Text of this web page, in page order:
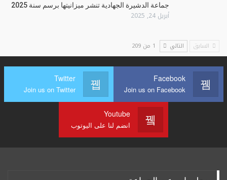
جماعة الدشيرة الجهادية تنشر ميزانيتها برسم سنة 2025
أبريل 24, 2025
السابق التالي 1 من 209
Facebook
Join us on Facebook
Twitter
Join us on Twitter
Youtube
انضم لنا على اليوتوب